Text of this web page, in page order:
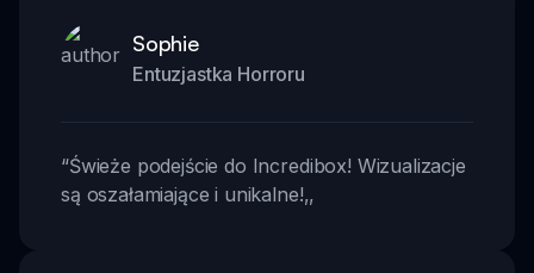
Sophie
Entuzjastka Horroru
“Świeże podejście do Incredibox! Wizualizacje
są oszałamiające i unikalne!,,